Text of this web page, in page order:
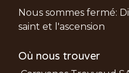
Nous sommes fermé:
saint et l'ascension
Où nous trouver